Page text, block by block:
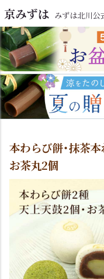
京みずは みずは北川公
本わらび餅･抹茶
お茶丸2個